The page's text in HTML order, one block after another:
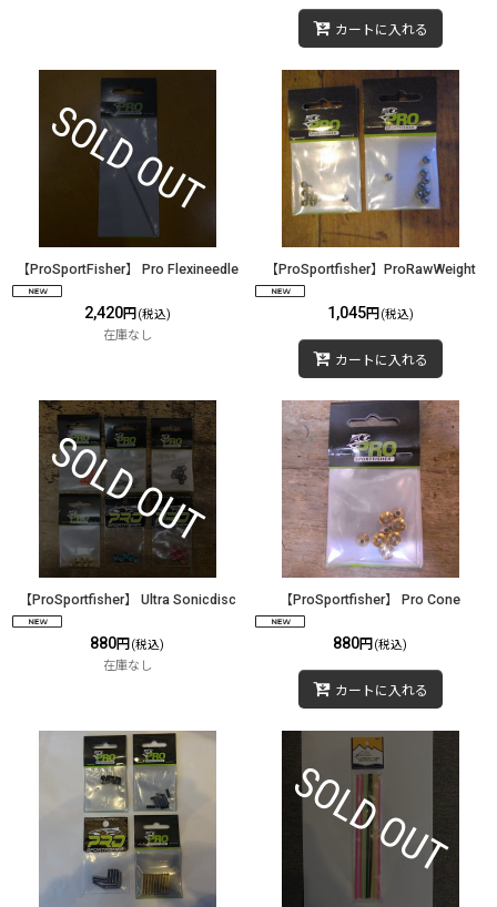
カートに入れる
【ProSportFisher】 Pro Flexineedle
2,420円 (税込)
在庫なし
【ProSportfisher】ProRawWeight
1,045円 (税込)
カートに入れる
【ProSportfisher】 Ultra Sonicdisc
880円 (税込)
在庫なし
【ProSportfisher】 Pro Cone
880円 (税込)
カートに入れる